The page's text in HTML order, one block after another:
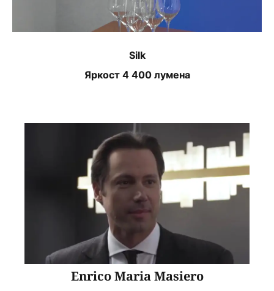
Silk
Яркост 4 400 лумена
Enrico Maria Masiero